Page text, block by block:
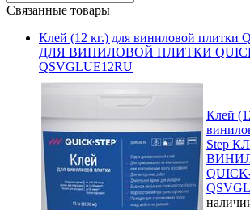
Связанные товары
Клей (12 кг.) для виниловой плитки
ДЛЯ ВИНИЛОВОЙ ПЛИТКИ
QSVGLUE12RU
Клей
Step